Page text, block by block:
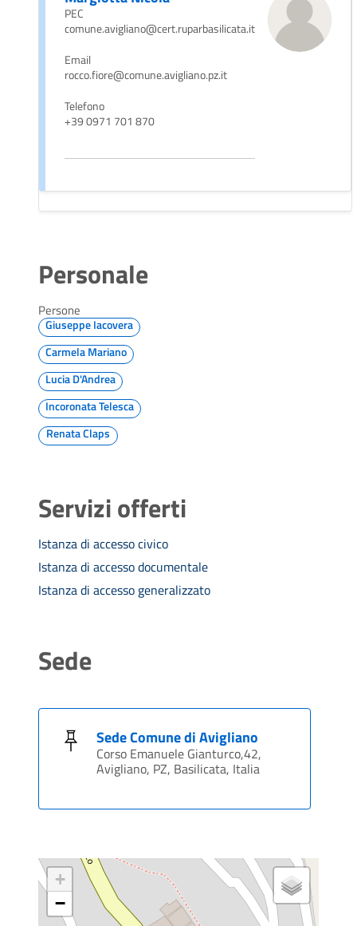
PEC
comune.avigliano@cert.ruparbasilicata.it
Email
rocco.fiore@comune.avigliano.pz.it
Telefono
+39 0971 701 870
Personale
Persone
Giuseppe Iacovera
Carmela Mariano
Lucia D'Andrea
Incoronata Telesca
Renata Claps
Servizi offerti
Istanza di accesso civico
Istanza di accesso documentale
Istanza di accesso generalizzato
Sede
Sede Comune di Avigliano
Corso Emanuele Gianturco,42,
Avigliano, PZ, Basilicata, Italia
+
−